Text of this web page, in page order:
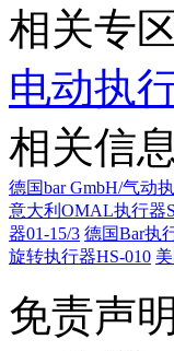
相关专区